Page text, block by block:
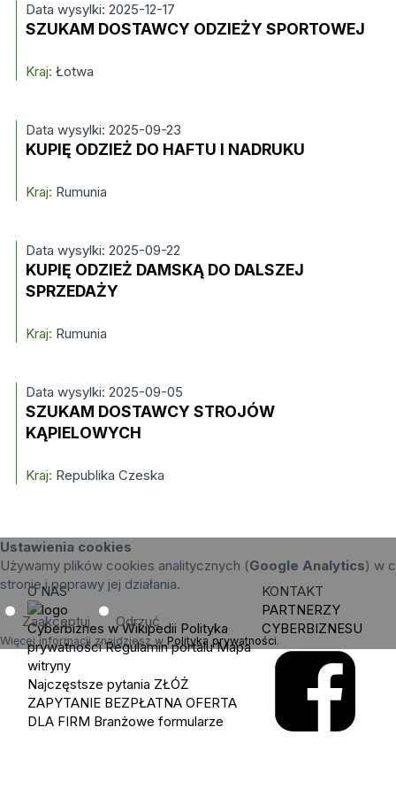
Data wysylki: 2025-12-17
SZUKAM DOSTAWCY ODZIEŻY SPORTOWEJ
Kraj: Łotwa
Data wysylki: 2025-09-23
KUPIĘ ODZIEŻ DO HAFTU I NADRUKU
Kraj: Rumunia
Data wysylki: 2025-09-22
KUPIĘ ODZIEŻ DAMSKĄ DO DALSZEJ
SPRZEDAŻY
Kraj: Rumunia
Data wysylki: 2025-09-05
SZUKAM DOSTAWCY STROJÓW
KĄPIELOWYCH
Kraj: Republika Czeska
Ustawienia cookies
Używamy plików cookies analitycznych (Google Analytics) w
stronie i poprawy jej działania.
Zaakceptuj Odrzuć
Więcej informacji znajdziesz w Polityka prywatności.
O NAS
Cyberbiznes w Wikipedii Polityka
prywatności Regulamin portalu Mapa
witryny
Najczęstsze pytania ZŁÓŻ
ZAPYTANIE BEZPŁATNA OFERTA
DLA FIRM Branżowe formularze
KONTAKT
PARTNERZY
CYBERBIZNESU